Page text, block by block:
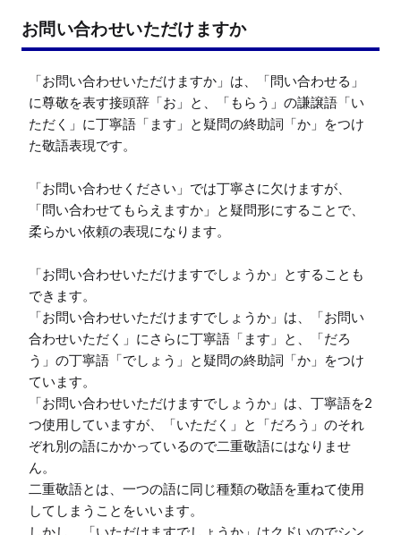
お問い合わせいただけますか
「お問い合わせいただけますか」は、「問い合わせる」
に尊敬を表す接頭辞「お」と、「もらう」の謙譲語「い
ただく」に丁寧語「ます」と疑問の終助詞「か」をつけ
た敬語表現です。
「お問い合わせください」では丁寧さに欠けますが、
「問い合わせてもらえますか」と疑問形にすることで、
柔らかい依頼の表現になります。
「お問い合わせいただけますでしょうか」とすることも
できます。
「お問い合わせいただけますでしょうか」は、「お問い
合わせいただく」にさらに丁寧語「ます」と、「だろ
う」の丁寧語「でしょう」と疑問の終助詞「か」をつけ
ています。
「お問い合わせいただけますでしょうか」は、丁寧語を2
つ使用していますが、「いただく」と「だろう」のそれ
ぞれ別の語にかかっているので二重敬語にはなりませ
ん。
二重敬語とは、一つの語に同じ種類の敬語を重ねて使用
してしまうことをいいます。